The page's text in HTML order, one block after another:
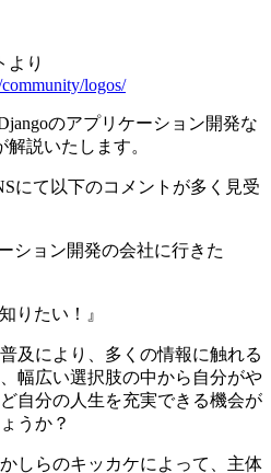
より
logos/
のアプリケーション開発な
説いたします。
にて以下のコメントが多く見受
ション開発の会社に行きた
りたい！』
及により、多くの情報に触れる
幅広い選択肢の中から自分がや
自分の人生を充実できる機会が
うか？
しらのキッカケによって、主体